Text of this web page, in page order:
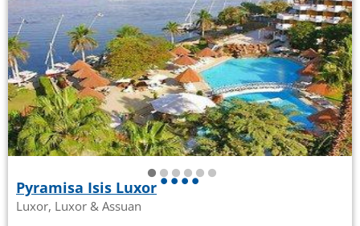
Pyramisa Isis Luxor
Luxor, Luxor & Assuan